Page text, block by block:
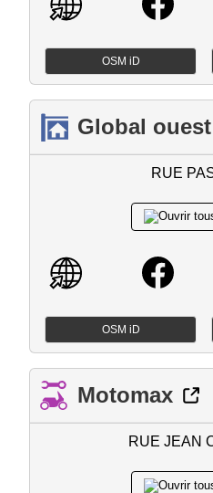
OSM iD
Global
RUE
OSM iD
Motomax
RUE JEAN